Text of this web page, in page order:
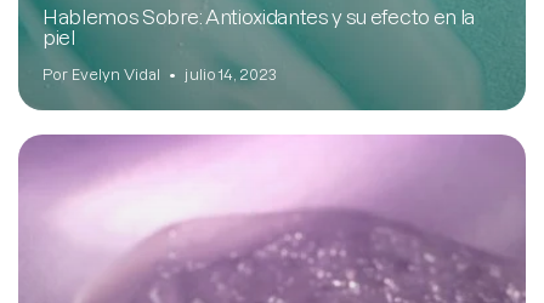
Hablemos Sobre: Antioxidantes y su efecto en la
piel
Por Evelyn Vidal julio 14, 2023